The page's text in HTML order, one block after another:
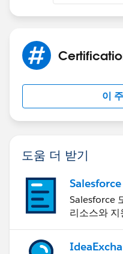
이
도움 더 받기
Salesforce
리소스와